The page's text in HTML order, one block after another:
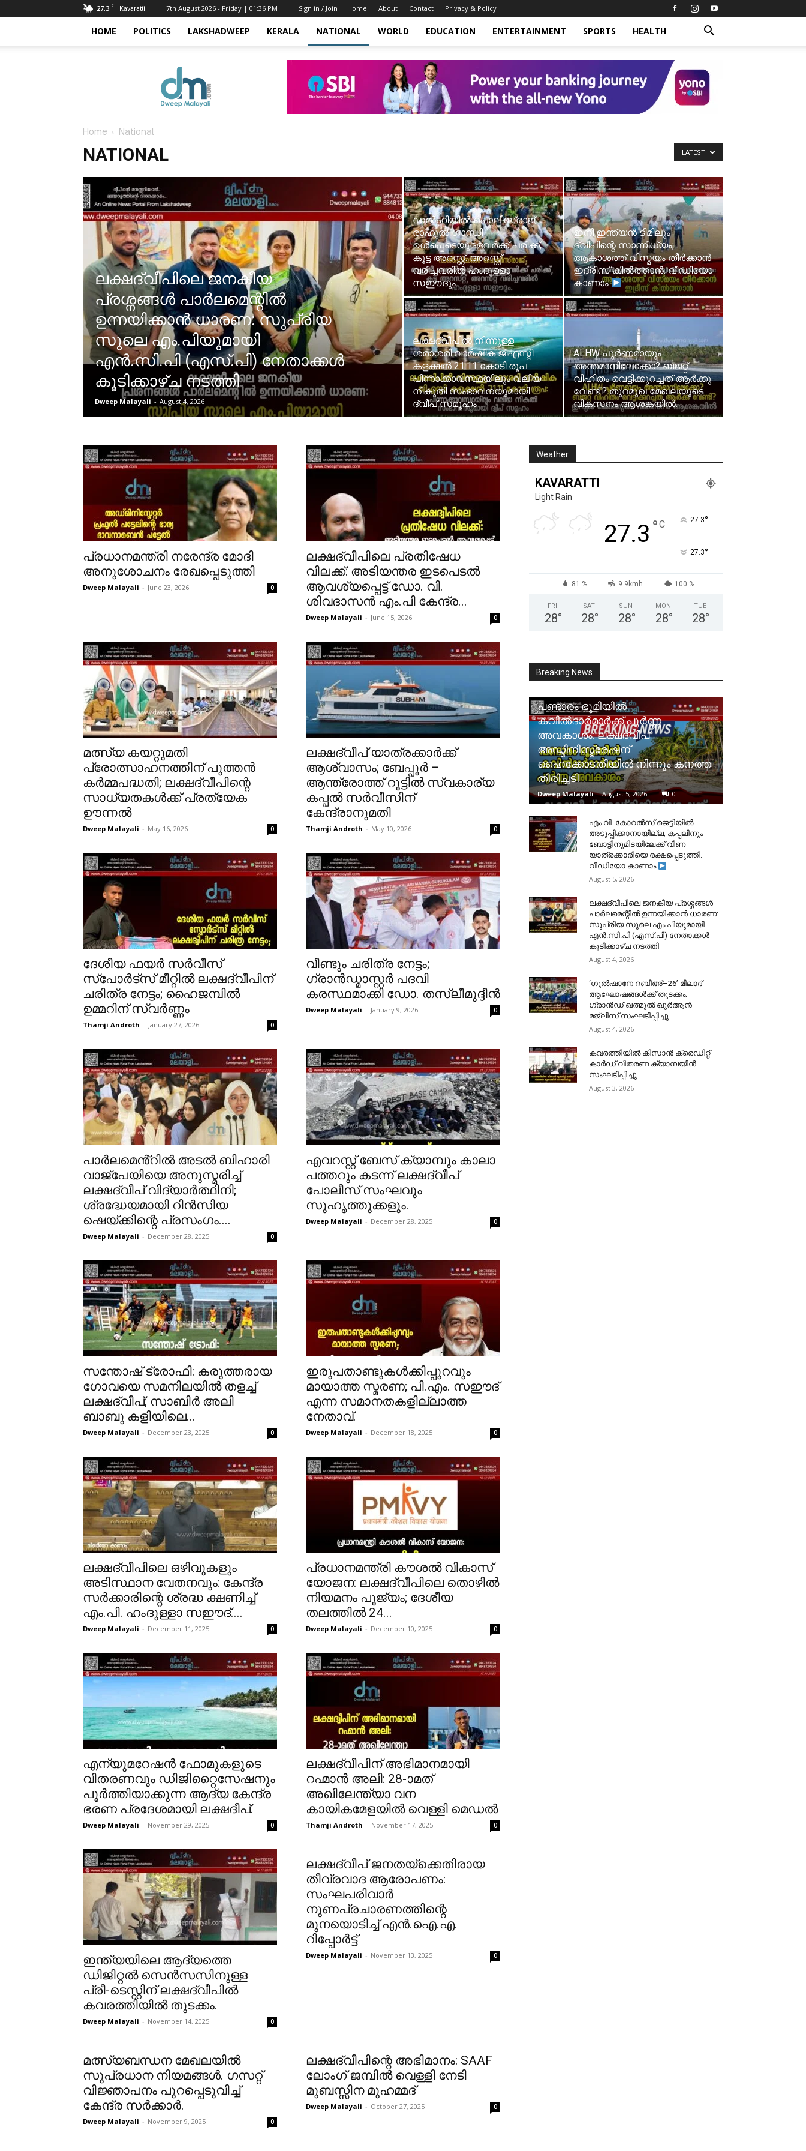
27.3 C Kavaratti 7th August 2026 - Friday | 01:36 PM Sign in / Join Home About Contact Privacy & Policy
HOME POLITICS LAKSHADWEEP KERALA NATIONAL WORLD EDUCATION ENTERTAINMENT SPORTS HEALTH
Home National
NATIONAL LATEST
ലക്ഷദ്വീപിലെ ജനകീയ
പ്രശ്നങ്ങൾ പാർലമെന്റിൽ
ഉന്നയിക്കാൻ ധാരണ: സുപ്രിയ
സുലെ എം.പിയുമായി
എൻ.സി.പി (എസ്.പി) നേതാക്കൾ
കൂടിക്കാഴ്ച നടത്തി
Dweep Malayali - August 4, 2026
ഡൽഹിയിൽ പൊലീസ്‍രാജ്;
രാഹുൽ ഗാന്ധി
ഉൾപ്പെടെയുള്ളവർക്ക് പരിക്ക്,
കൂട്ട അറസ്റ്റ്. അറസ്റ്റ്
വരിച്ചവരിൽ ഹംദുള്ളാ
സഈദും.
ഇനി ഇന്ത്യൻ ടീമിലും
ദ്വീപിന്റെ സാന്നിധ്യം;
ആകാശത്ത് വിസ്മയം തീർക്കാൻ
ഇദ്രീസ് കിൽത്താൻ. വീഡിയോ
കാണാം
ലക്ഷദ്വീപിൽ നിന്നുള്ള
ശരാശരി വാർഷിക ജിഎസ്ടി
കളക്ഷൻ 21.11 കോടി രൂപ:
പിന്നാക്കാവസ്ഥയിലും വലിയ
നികുതി സംഭാവനയുമായി
ദ്വീപ് സമൂഹം
ALHW പൂർണമായും
അന്തമാനിലേക്കോ? ബജറ്റ്
വിഹിതം വെട്ടിക്കുറച്ചത് ആർക്കു
വേണ്ടി? തുറമുഖ മേഖലയുടെ
വികസനം ആശങ്കയിൽ.
പ്രധാനമന്ത്രി നരേന്ദ്ര മോദി
അനുശോചനം രേഖപ്പെടുത്തി
Dweep Malayali - June 23, 2026 0
ലക്ഷദ്വീപിലെ പ്രതിഷേധ
വിലക്ക്: അടിയന്തര ഇടപെടൽ
ആവശ്യപ്പെട്ട് ഡോ. വി.
ശിവദാസൻ എം.പി കേന്ദ്ര...
Dweep Malayali - June 15, 2026 0
മത്സ്യ കയറ്റുമതി
പ്രോത്സാഹനത്തിന് പുത്തൻ
കർമ്മപദ്ധതി; ലക്ഷദ്വീപിന്റെ
സാധ്യതകൾക്ക് പ്രത്യേക
ഊന്നൽ
Dweep Malayali - May 16, 2026 0
ലക്ഷദ്വീപ് യാത്രക്കാർക്ക്
ആശ്വാസം; ബേപ്പൂർ –
ആന്ത്രോത്ത് റൂട്ടിൽ സ്വകാര്യ
കപ്പൽ സർവീസിന്
കേന്ദ്രാനുമതി
Thamji Androth - May 10, 2026 0
ദേശീയ ഫയർ സർവീസ്
സ്പോർട്സ് മീറ്റിൽ ലക്ഷദ്വീപിന്
ചരിത്ര നേട്ടം; ഹൈജമ്പിൽ
ഉമ്മറിന് സ്വർണ്ണം
Thamji Androth - January 27, 2026 0
വീണ്ടും ചരിത്ര നേട്ടം;
ഗ്രാൻഡ്മാസ്റ്റർ പദവി
കരസ്ഥമാക്കി ഡോ. തസ്‌ലീമുദ്ദീൻ
Dweep Malayali - January 9, 2026 0
പാർലമെൻ്റിൽ അടൽ ബിഹാരി
വാജ്‌പേയിയെ അനുസ്മരിച്ച്
ലക്ഷദ്വീപ് വിദ്യാർത്ഥിനി;
ശ്രദ്ധേയമായി റിൻസിയ
ഷെയ്ക്കിന്റെ പ്രസംഗം....
Dweep Malayali - December 28, 2025 0
എവറസ്റ്റ് ബേസ് ക്യാമ്പും കാലാ
പത്തറും കടന്ന് ലക്ഷദ്വീപ്
പോലീസ് സംഘവും
സുഹൃത്തുക്കളും.
Dweep Malayali - December 28, 2025 0
സന്തോഷ് ട്രോഫി: കരുത്തരായ
ഗോവയെ സമനിലയിൽ തളച്ച്
ലക്ഷദ്വീപ്; സാബിർ അലി
ബാബു കളിയിലെ...
Dweep Malayali - December 23, 2025 0
ഇരുപതാണ്ടുകൾക്കിപ്പുറവും
മായാത്ത സ്മരണ; പി.എം. സഈദ്
എന്ന സമാനതകളില്ലാത്ത
നേതാവ്.
Dweep Malayali - December 18, 2025 0
ലക്ഷദ്വീപിലെ ഒഴിവുകളും
അടിസ്ഥാന വേതനവും: കേന്ദ്ര
സർക്കാരിന്റെ ശ്രദ്ധ ക്ഷണിച്ച്
എം.പി. ഹംദുള്ളാ സഈദ്....
Dweep Malayali - December 11, 2025 0
പ്രധാനമന്ത്രി കൗശൽ വികാസ്
യോജന: ലക്ഷദ്വീപിലെ തൊഴിൽ
നിയമനം പൂജ്യം; ദേശീയ
തലത്തിൽ 24...
Dweep Malayali - December 10, 2025 0
എന്യുമറേഷൻ ഫോമുകളുടെ
വിതരണവും ഡിജിറ്റൈസേഷനും
പൂർത്തിയാക്കുന്ന ആദ്യ കേന്ദ്ര
ഭരണ പ്രദേശമായി ലക്ഷദീപ്.
Dweep Malayali - November 29, 2025 0
ലക്ഷദ്വീപിന് അഭിമാനമായി
റഹ്മാൻ അലി: 28-ാമത്
അഖിലേന്ത്യാ വന
കായികമേളയിൽ വെള്ളി മെഡൽ
Thamji Androth - November 17, 2025 0
ഇന്ത്യയിലെ ആദ്യത്തെ
ഡിജിറ്റൽ സെൻസസിനുള്ള
പ്രീ-ടെസ്റ്റിന് ലക്ഷദ്വീപിൽ
കവരത്തിയിൽ തുടക്കം.
Dweep Malayali - November 14, 2025 0
ലക്ഷദ്വീപ് ജനതയ്‌ക്കെതിരായ
തീവ്രവാദ ആരോപണം:
സംഘപരിവാർ
നുണപ്രചാരണത്തിന്റെ
മുനയൊടിച്ച് എൻ.ഐ.എ.
റിപ്പോർട്ട്
Dweep Malayali - November 13, 2025 0
മത്സ്യബന്ധന മേഖലയിൽ
സുപ്രധാന നിയമങ്ങൾ. ഗസറ്റ്
വിജ്ഞാപനം പുറപ്പെടുവിച്ച്
കേന്ദ്ര സർക്കാർ.
Dweep Malayali - November 9, 2025 0
ലക്ഷദ്വീപിന്റെ അഭിമാനം: SAAF
ലോംഗ് ജമ്പിൽ വെള്ളി നേടി
മുബസ്സിന മുഹമ്മദ്
Dweep Malayali - October 27, 2025 0
Weather
KAVARATTI
Light Rain
27.3 °C 27.3°
27.3°
81 % 9.9kmh 100 %
FRI
28°
SAT
28°
SUN
28°
MON
28°
TUE
28°
Breaking News
പണ്ടാരം ഭൂമിയിൽ
കവിൽദാർമാർക്ക് പൂർണ്ണ
അവകാശം: ലക്ഷദ്വീപ്
അഡ്മിനിസ്ട്രേഷന്
ഹൈക്കോടതിയിൽ നിന്നും കനത്ത
തിരിച്ചടി
Dweep Malayali - August 5, 2026 0
​എം.വി. കോറൽസ് ജെട്ടിയിൽ
അടുപ്പിക്കാനായില്ല; കപ്പലിനും
ബോട്ടിനുമിടയിലേക്ക് വീണ
യാത്രക്കാരിയെ രക്ഷപ്പെടുത്തി.
വീഡിയോ കാണാം
August 5, 2026
ലക്ഷദ്വീപിലെ ജനകീയ പ്രശ്നങ്ങൾ
പാർലമെന്റിൽ ഉന്നയിക്കാൻ ധാരണ:
സുപ്രിയ സുലെ എം.പിയുമായി
എൻ.സി.പി (എസ്.പി) നേതാക്കൾ
കൂടിക്കാഴ്ച നടത്തി
August 4, 2026
‘ഗുൽഷാനേ റബീഅ്–26’ മീലാദ്
ആഘോഷങ്ങൾക്ക് തുടക്കം;
ഗ്രാൻഡ് ഖത്മുൽ ഖുർആൻ
മജ്‌ലിസ് സംഘടിപ്പിച്ചു
August 4, 2026
കവരത്തിയിൽ കിസാൻ ക്രെഡിറ്റ്
കാർഡ് വിതരണ ക്യാമ്പയിൻ
സംഘടിപ്പിച്ചു
August 3, 2026